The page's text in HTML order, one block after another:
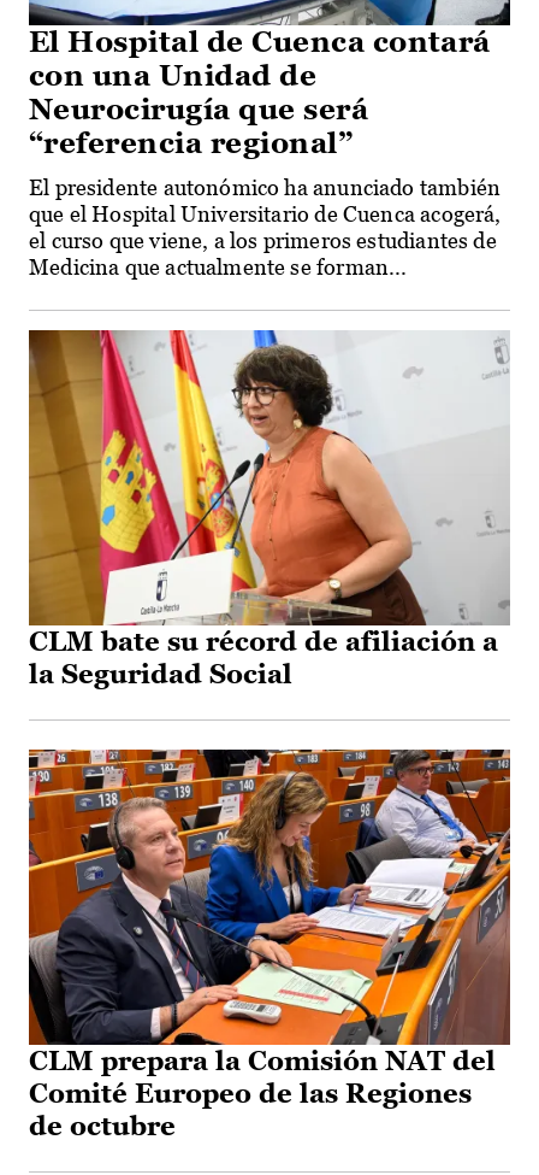
El Hospital de Cuenca contará
con una Unidad de
Neurocirugía que será
“referencia regional”
El presidente autonómico ha anunciado también
que el Hospital Universitario de Cuenca acogerá,
el curso que viene, a los primeros estudiantes de
Medicina que actualmente se forman...
CLM bate su récord de afiliación a
la Seguridad Social
CLM prepara la Comisión NAT del
Comité Europeo de las Regiones
de octubre